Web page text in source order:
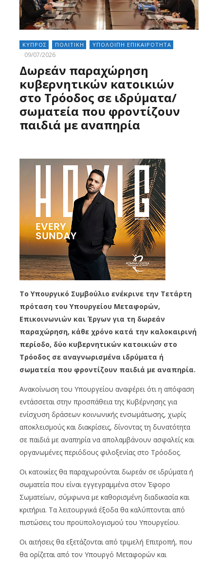
ΚΥΠΡΟΣ ΠΟΛΙΤΙΚΗ ΥΠΟΛΟΙΠΗ ΕΠΙΚΑΙΡΟΤΗΤΑ
09/07/2026
Δωρεάν παραχώρηση
κυβερνητικών κατοικιών
στο Τρόοδος σε ιδρύματα/
σωματεία που φροντίζουν
παιδιά με αναπηρία
Το Υπουργικό Συμβούλιο ενέκρινε την Τετάρτη
πρόταση του Υπουργείου Μεταφορών,
Επικοινωνιών και Έργων για τη δωρεάν
παραχώρηση, κάθε χρόνο κατά την καλοκαιρινή
περίοδο, δύο κυβερνητικών κατοικιών στο
Τρόοδος σε αναγνωρισμένα ιδρύματα ή
σωματεία που φροντίζουν παιδιά με αναπηρία.
Ανακοίνωση του Υπουργείου αναφέρει ότι η απόφαση
εντάσσεται στην προσπάθεια της Κυβέρνησης για
ενίσχυση δράσεων κοινωνικής ενσωμάτωσης, χωρίς
αποκλεισμούς και διακρίσεις, δίνοντας τη δυνατότητα
σε παιδιά με αναπηρία να απολαμβάνουν ασφαλείς και
οργανωμένες περιόδους φιλοξενίας στο Τρόοδος.
Οι κατοικίες θα παραχωρούνται δωρεάν σε ιδρύματα ή
σωματεία που είναι εγγεγραμμένα στον Έφορο
Σωματείων, σύμφωνα με καθορισμένη διαδικασία και
κριτήρια. Τα λειτουργικά έξοδα θα καλύπτονται από
πιστώσεις του προϋπολογισμού του Υπουργείου.
Οι αιτήσεις θα εξετάζονται από τριμελή Επιτροπή, που
θα ορίζεται από τον Υπουργό Μεταφορών και